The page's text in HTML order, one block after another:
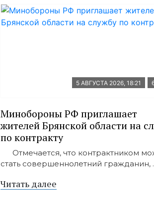
5 АВГУСТА 2026, 18:21
Минобoроны РФ приглaшaет
житeлeй Брянской области на
по контракту
Отмечается, что контрактником
стать совершеннолетний гражданин,
Читать далее